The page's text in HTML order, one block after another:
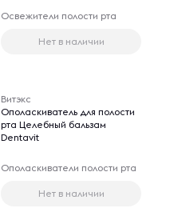
Освежители полости рта
Нет в наличии
Витэкс
Ополаскиватель для полости
рта Целебный бальзам
Dentavit
Ополаскиватели полости рта
Нет в наличии